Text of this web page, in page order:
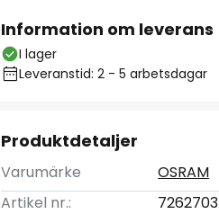
Information om leverans
I lager
Leveranstid: 2 - 5 arbetsdagar
Produktdetaljer
Varumärke
OSRAM
Artikel nr.:
7262703